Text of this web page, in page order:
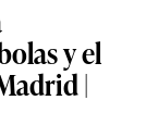
y el
|